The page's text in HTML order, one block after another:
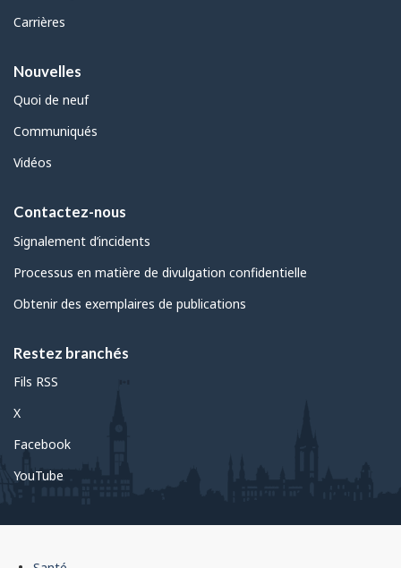
Carrières
Nouvelles
Quoi de neuf
Communiqués
Vidéos
Contactez-nous
Signalement d’incidents
Processus en matière de divulgation confidentielle
Obtenir des exemplaires de publications
Restez branchés
Fils RSS
X
Facebook
YouTube